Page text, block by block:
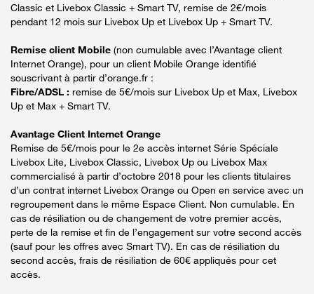
Classic et Livebox Classic + Smart TV, remise de 2€/mois
pendant 12 mois sur Livebox Up et Livebox Up + Smart TV.
Remise client Mobile (non cumulable avec l’Avantage client
Internet Orange), pour un client Mobile Orange identifié
souscrivant à partir d’orange.fr :
Fibre/ADSL : remise de 5€/mois sur Livebox Up et Max, Livebox
Up et Max + Smart TV.
Avantage Client Internet Orange
Remise de 5€/mois pour le 2e accès internet Série Spéciale
Livebox Lite, Livebox Classic, Livebox Up ou Livebox Max
commercialisé à partir d’octobre 2018 pour les clients titulaires
d’un contrat internet Livebox Orange ou Open en service avec un
regroupement dans le même Espace Client. Non cumulable. En
cas de résiliation ou de changement de votre premier accès,
perte de la remise et fin de l’engagement sur votre second accès
(sauf pour les offres avec Smart TV). En cas de résiliation du
second accès, frais de résiliation de 60€ appliqués pour cet
accès.